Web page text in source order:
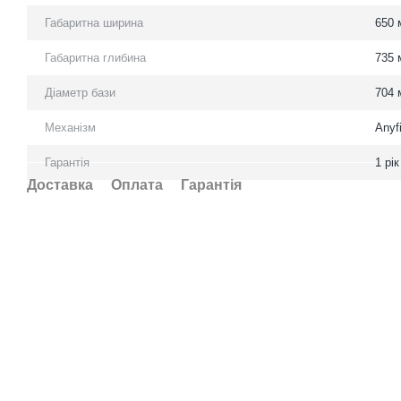
Габаритна ширина 650
Габаритна глибина 735
Діаметр бази 704
Механізм
Гарантія 1 рік
Доставка Оплата Гарантія